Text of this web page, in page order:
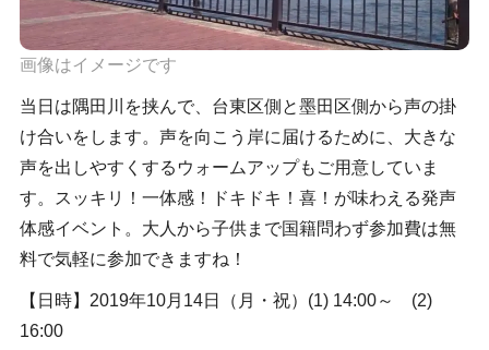
画像はイメージです
当日は隅田川を挟んで、台東区側と墨田区側から声の掛
け合いをします。声を向こう岸に届けるために、大きな
声を出しやすくするウォームアップもご用意していま
す。スッキリ！一体感！ドキドキ！喜！が味わえる発声
体感イベント。大人から子供まで国籍問わず参加費は無
料で気軽に参加できますね！
【日時】2019年10月14日（月・祝）(1) 14:00～ (2)
16:00